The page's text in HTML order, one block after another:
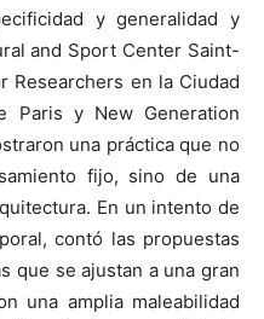
y generalidad y
and Sport Center Saint-
Researchers en la Ciudad
Paris y New Generation
una práctica que no
fijo, sino de una
En un intento de
contó las propuestas
que se ajustan a una gran
una amplia maleabilidad